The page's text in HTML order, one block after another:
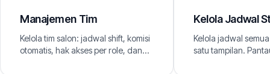
Manajemen Tim
Kelola tim salon: jadwal shift, komisi
otomatis, hak akses per role, dan
Kelola Jadwal
Kelola jadwal
satu tampilan.